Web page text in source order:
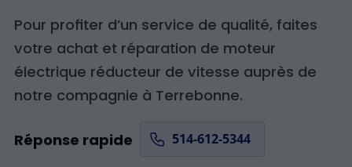
Pour profiter d’un service de qualité, faites
votre achat et réparation de moteur
électrique réducteur de vitesse auprès de
notre compagnie à Terrebonne.
Réponse rapide 514-612-5344